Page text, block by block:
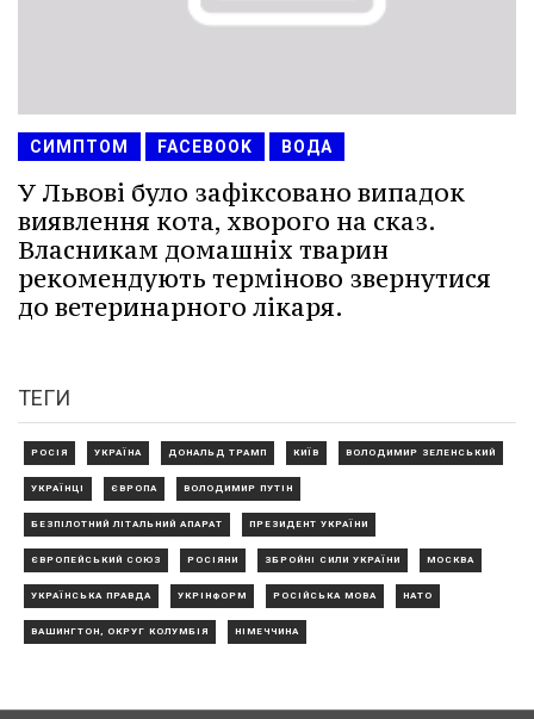
СИМПТОМ FACEBOOK ВОДА
У Львові було зафіксовано випадок
виявлення кота, хворого на сказ.
Власникам домашніх тварин
рекомендують терміново звернутися
до ветеринарного лікаря.
ТЕГИ
РОСІЯ УКРАЇНА ДОНАЛЬД ТРАМП КИЇВ ВОЛОДИМИР ЗЕЛЕНСЬКИЙ
УКРАЇНЦІ ЄВРОПА ВОЛОДИМИР ПУТІН
БЕЗПІЛОТНИЙ ЛІТАЛЬНИЙ АПАРАТ ПРЕЗИДЕНТ УКРАЇНИ
ЄВРОПЕЙСЬКИЙ СОЮЗ РОСІЯНИ ЗБРОЙНІ СИЛИ УКРАЇНИ МОСКВА
УКРАЇНСЬКА ПРАВДА УКРІНФОРМ РОСІЙСЬКА МОВА НАТО
ВАШИНГТОН, ОКРУГ КОЛУМБІЯ НІМЕЧЧИНА